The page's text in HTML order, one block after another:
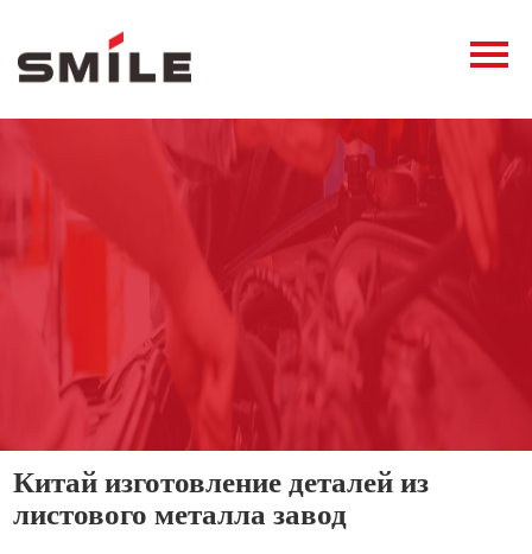
Продукция
О нас
Контакты
Китай изготовление деталей из
листового металла завод